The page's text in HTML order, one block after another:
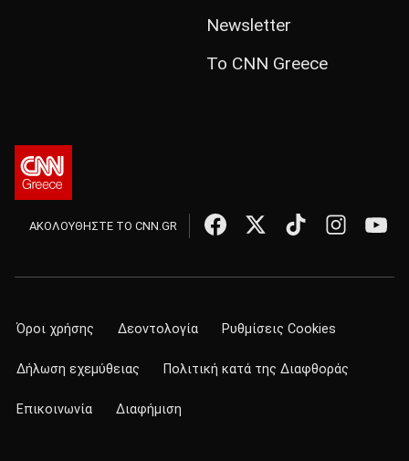
Newsletter
Το CNN Greece
ΑΚΟΛΟΥΘΗΣΤΕ ΤΟ CNN.GR
Όροι χρήσης Δεοντολογία Ρυθμίσεις Cookies
Δήλωση εχεμύθειας Πολιτική κατά της Διαφθοράς
Επικοινωνία Διαφήμιση